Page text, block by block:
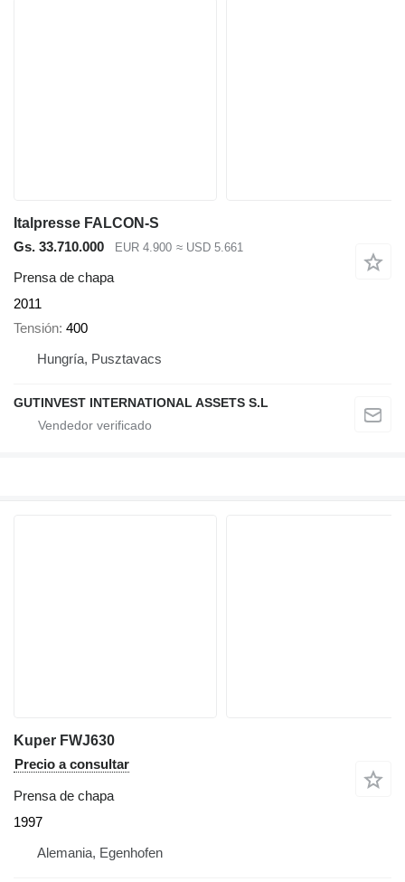
Italpresse FALCON-S
Gs. 33.710.000
EUR 4.900 ≈ USD 5.661
Prensa de chapa
2011
Tensión 400
Hungría, Pusztavacs
GUTINVEST INTERNATIONAL ASSETS S.L
Kuper FWJ630
Precio a consultar
Prensa de chapa
1997
Alemania, Egenhofen